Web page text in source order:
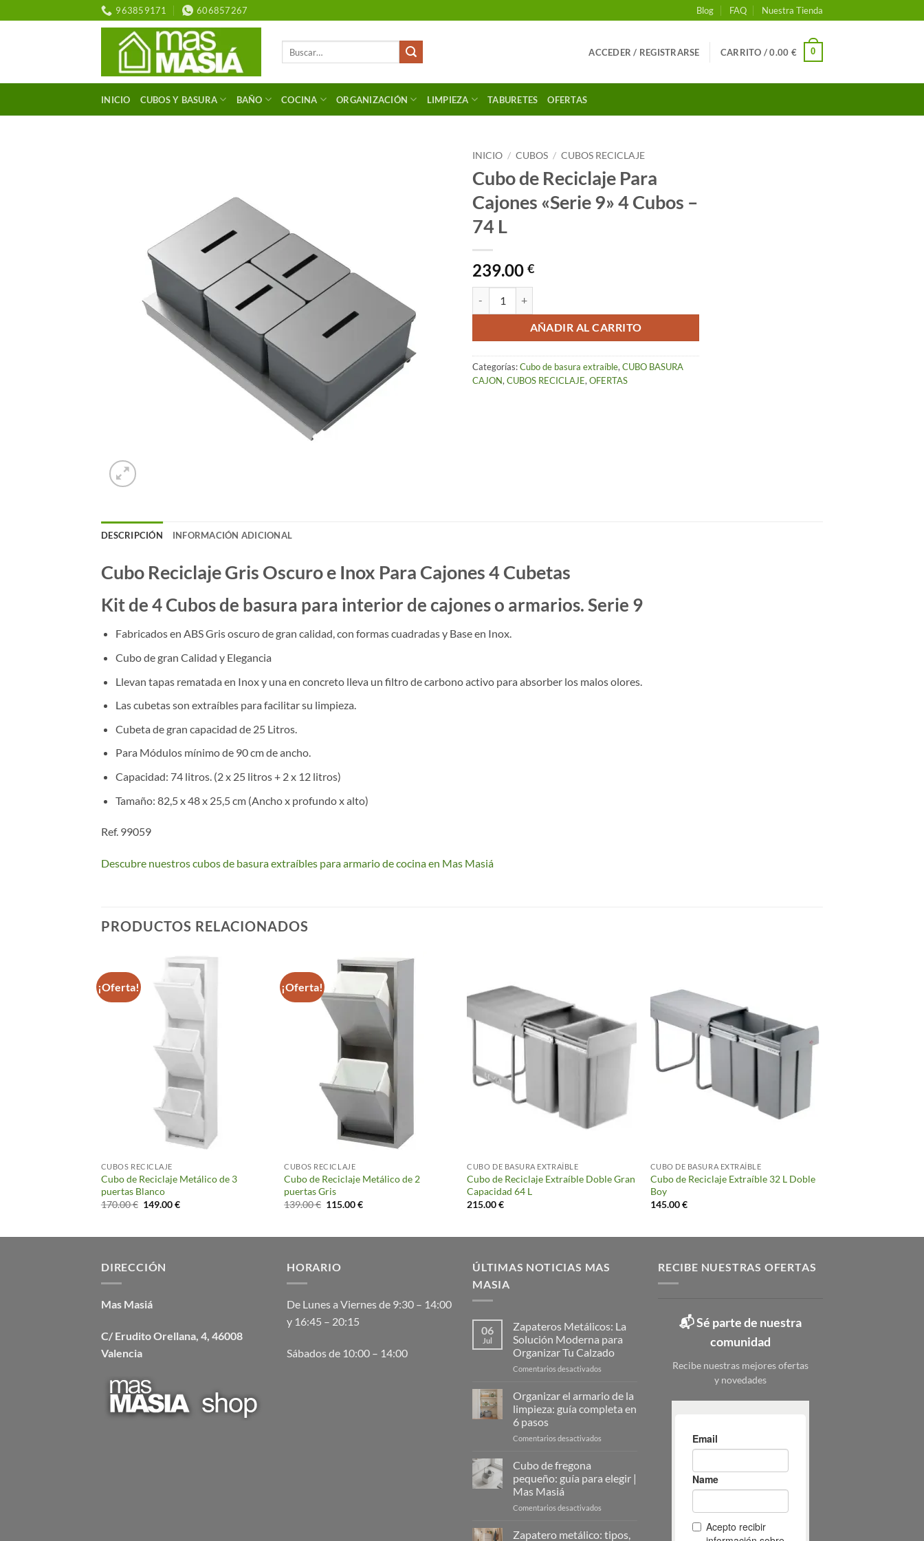
al
963859171 606857267 Blog FAQ Nuestra Tienda
ACCEDER / REGISTRARSE CARRITO /0.00 € 0
INICIO CUBOS Y BASURA BAÑO COCINA ORGANIZACIÓN LIMPIEZA TABURETES OFERTAS
INICIO / CUBOS / CUBOS RECICLAJE
Cubo de Reciclaje Para
Cajones «Serie 9» 4 Cubos –
74 L
239.00 €
AÑADIR AL CARRITO
Categorías:Cubo de basura extraíble, CUBO BASURA
CAJON, CUBOS RECICLAJE, OFERTAS
DESCRIPCIÓN INFORMACIÓN ADICIONAL
Cubo Reciclaje Gris Oscuro e Inox Para Cajones 4 Cubetas
Kit de 4 Cubos de basura para interior de cajones o armarios. Serie 9
Fabricados en ABS Gris oscuro de gran calidad, con formas cuadradas y Base en Inox.
Cubo de gran Calidad y Elegancia
Llevan tapas rematada en Inox y una en concreto lleva un filtro de carbono activo para absorber los malos olores.
Las cubetas son extraíbles para facilitar su limpieza.
Cubeta de gran capacidad de 25 Litros.
Para Módulos mínimo de 90 cm de ancho.
Capacidad: 74 litros. (2 x 25 litros + 2 x 12 litros)
Tamaño: 82,5 x 48 x 25,5 cm (Ancho x profundo x alto)
Ref. 99059
Descubre nuestros cubos de basura extraíbles para armario de cocina en Mas Masiá
PRODUCTOS RELACIONADOS
¡Oferta!
CUBOS RECICLAJE
Cubo de Reciclaje Metálico de 3
puertas Blanco
170.00€ El
149.00€El
¡Oferta!
CUBOS RECICLAJE
Cubo de Reciclaje Metálico de 2
puertas Gris
139.00€ El
115.00€El
CUBO DE BASURA EXTRAÍBLE
Cubo de Reciclaje Extraíble Doble Gran
Capacidad 64 L
215.00€
CUBO DE BASURA EXTRAÍBLE
Cubo de Reciclaje Extraíble 32 L Doble
Boy
145.00€
DIRECCIÓN
Mas Masiá
C/ Erudito Orellana, 4, 46008
Valencia
HORARIO
De Lunes a Viernes de 9:30 – 14:00
y 16:45 – 20:15
Sábados de 10:00 – 14:00
ÚLTIMAS NOTICIAS MAS
MASIA
06
Jul
Zapateros Metálicos: La
Solución Moderna para
Organizar Tu Calzado
Comentarios desactivados
Metálicos:
Solución
Calzado
Organizar el armario de la
limpieza: guía completa en
6 pasos
Comentarios desactivados
de
completa
Cubo de fregona
pequeño: guía para elegir |
Mas Masiá
Comentarios desactivados
de
Zapatero metálico: tipos,
RECIBE NUESTRAS OFERTAS
📬 Sé parte de nuestra
comunidad
Recibe nuestras mejores ofertas
y novedades